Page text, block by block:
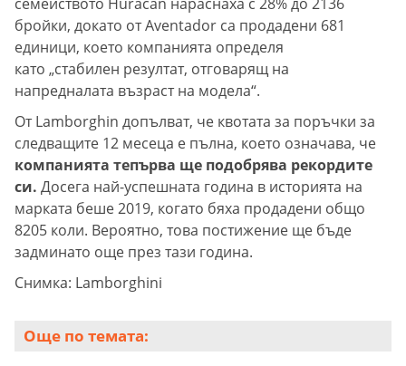
семейството Huracan нараснаха с 28% до 2136
бройки, докато от Aventador са продадени 681
единици, което компанията определя
като „стабилен резултат, отговарящ на
напредналата възраст на модела“.
От Lamborghin допълват, че квотата за поръчки за
следващите 12 месеца е пълна, което означава, че
компанията тепърва ще подобрява рекордите
си. Досега най-успешната година в историята на
марката беше 2019, когато бяха продадени общо
8205 коли. Вероятно, това постижение ще бъде
задминато още през тази година.
Снимка: Lamborghini
Още по темата: